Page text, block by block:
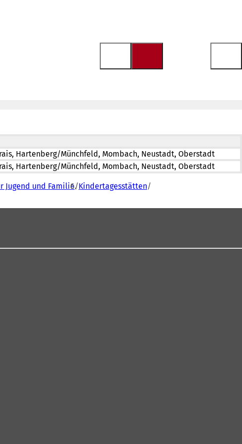
Hartenberg/Münchfeld, Mombach, Neustadt, Oberstadt
Hartenberg/Münchfeld, Mombach, Neustadt, Oberstadt
Jugend und Familie Kindertagesstätten